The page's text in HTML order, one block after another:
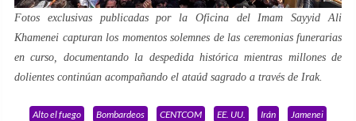
Fotos exclusivas publicadas por la Oficina del Imam Sayyid Ali
Khamenei capturan los momentos solemnes de las ceremonias funerarias
en curso, documentando la despedida histórica mientras millones de
dolientes continúan acompañando el ataúd sagrado a través de Irak.
Alto el fuego Bombardeos CENTCOM EE. UU. Irán
Jamenei